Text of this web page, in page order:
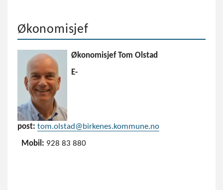
Økonomisjef
Økonomisjef Tom Olstad
E-
post: tom.olstad@birkenes.kommune.no
Mobil: 928 83 880